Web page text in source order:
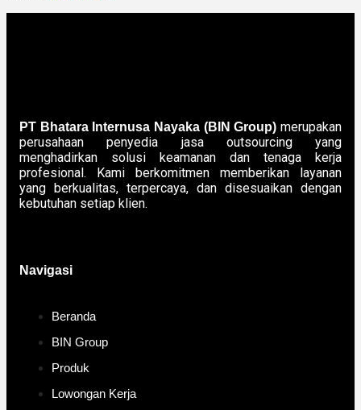
PT Bhatara Internusa Nayaka (BIN Group) merupakan
perusahaan penyedia jasa outsourcing yang
menghadirkan solusi keamanan dan tenaga kerja
profesional. Kami berkomitmen memberikan layanan
yang berkualitas, terpercaya, dan disesuaikan dengan
kebutuhan setiap klien.
Navigasi
Beranda
BIN Group
Produk
Lowongan Kerja